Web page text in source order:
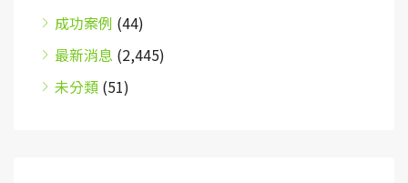
成功案例 (44)
最新消息 (2,445)
未分類 (51)